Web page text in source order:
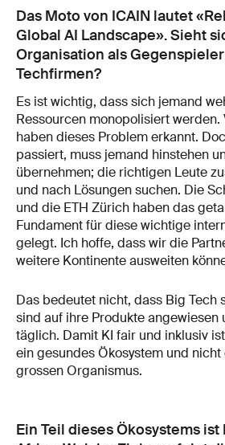
Das Moto von ICAIN lautet
Global AI Landscape». Sieht
Organisation als
Techfirmen?
Es ist wichtig, dass sich jemand
Ressourcen monopolisiert werden.
haben dieses Problem erkannt.
passiert, muss jemand hinstehen
übernehmen; die richtigen Leute
und nach Lösungen suchen. Die
und die ETH Zürich haben das
Fundament für diese wichtige
gelegt. Ich hoffe, dass wir die
weitere Kontinente ausweiten
Das bedeutet nicht, dass Big Tech
sind auf ihre Produkte angewiesen
täglich. Damit KI fair und inklusiv
ein gesundes Ökosystem und nicht
grossen Organismus.
Ein Teil dieses Ökosystems ist